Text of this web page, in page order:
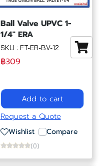
Ball Valve UPVC 1-
1/4" ERA
SKU : FT-ER-BV-12
฿309
Add to cart
Request a Quote
Wishlist Compare
(0)